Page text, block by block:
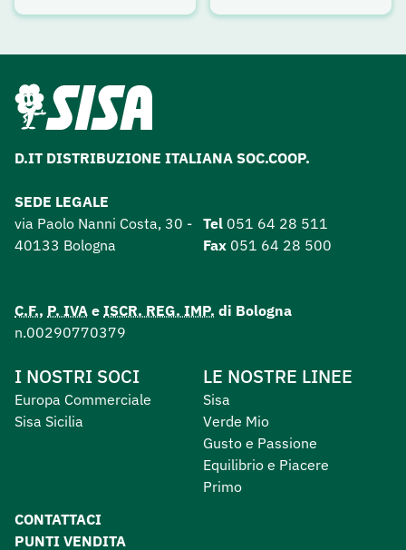
D.IT DISTRIBUZIONE ITALIANA SOC.COOP.
SEDE LEGALE
via Paolo Nanni Costa, 30 -
40133 Bologna
Tel 051 64 28 511
Fax 051 64 28 500
C.F., P. IVA e ISCR. REG. IMP. di Bologna
n.00290770379
I NOSTRI SOCI
Europa Commerciale
Sisa Sicilia
LE NOSTRE LINEE
Sisa
Verde Mio
Gusto e Passione
Equilibrio e Piacere
Primo
CONTATTACI
PUNTI VENDITA